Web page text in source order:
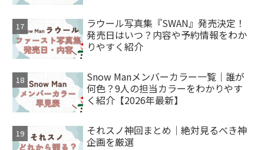
ラウール写真集『SWAN』発売決定！
発売日はいつ？内容や予約情報をわか
りやすく紹介
Snow Manメンバーカラー一覧｜誰が
何色？9人の担当カラーをわかりやす
く紹介【2026年最新】
それスノ神回まとめ｜絶対見るべき神
企画を厳選